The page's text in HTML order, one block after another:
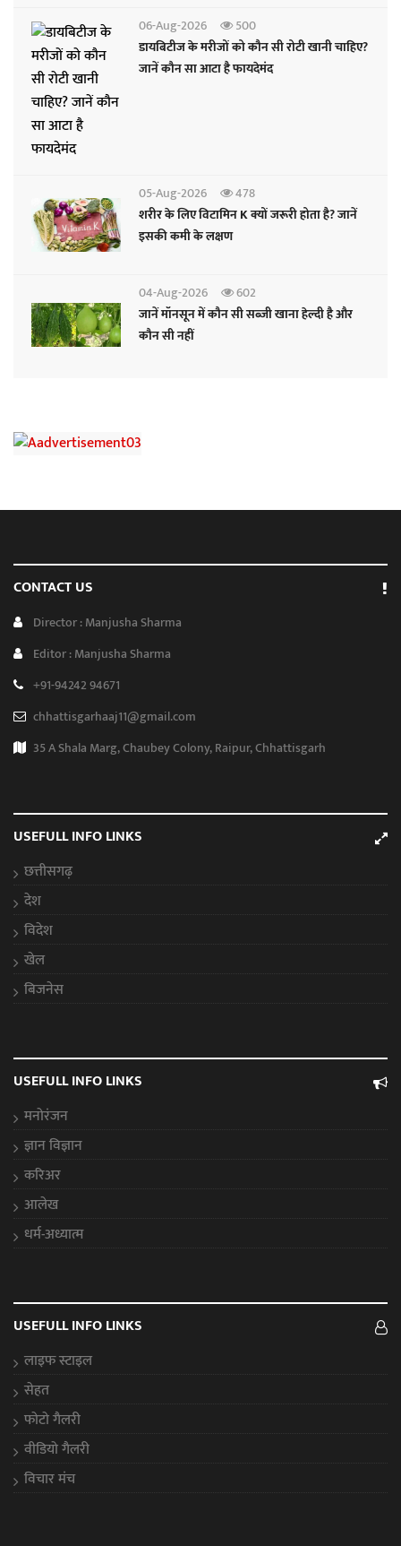
06-Aug-2026
500
डायबिटीज के मरीजों को कौन सी रोटी खानी चाहिए?
जानें कौन सा आटा है फायदेमंद
05-Aug-2026
478
शरीर के लिए विटामिन K क्यों जरूरी होता है? जानें
इसकी कमी के लक्षण
04-Aug-2026
602
जानें मॉनसून में कौन सी सब्जी खाना हेल्दी है और
कौन सी नहीं
CONTACT US
Director : Manjusha Sharma
Editor : Manjusha Sharma
+91-94242 94671
chhattisgarhaaj11@gmail.com
35 A Shala Marg, Chaubey Colony, Raipur, Chhattisgarh
USEFULL INFO LINKS
छत्तीसगढ़
देश
विदेश
खेल
बिजनेस
USEFULL INFO LINKS
मनोरंजन
ज्ञान विज्ञान
करिअर
आलेख
धर्म-अध्यात्म
USEFULL INFO LINKS
लाइफ स्टाइल
सेहत
फोटो गैलरी
वीडियो गैलरी
विचार मंच